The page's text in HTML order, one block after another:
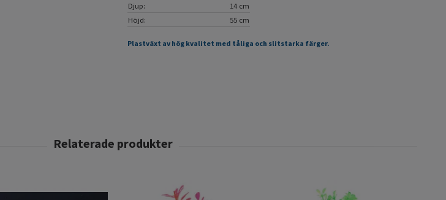
Djup:
14 cm
Höjd:
55 cm
Plastväxt av hög kvalitet med tåliga och slitstarka färger.